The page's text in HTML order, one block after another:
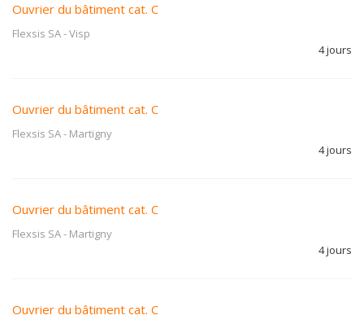
Ouvrier du bâtiment cat. C
Flexsis SA-Visp
4 jours
Ouvrier du bâtiment cat. C
Flexsis SA- Martigny
4 jours
Ouvrier du bâtiment cat. C
Flexsis SA- Martigny
4 jours
Ouvrier du bâtiment cat. C